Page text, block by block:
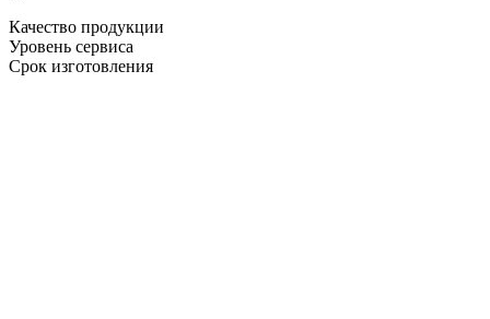
Качество продукции
Уровень сервиса
Срок изготовления